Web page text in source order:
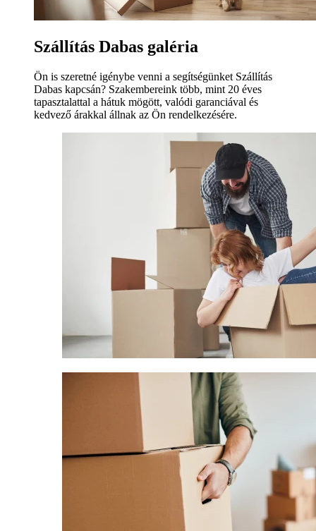
Szállítás Dabas galéria
Ön is szeretné igénybe venni a segítségünket Szállítás
Dabas kapcsán? Szakembereink több, mint 20 éves
tapasztalattal a hátuk mögött, valódi garanciával és
kedvező árakkal állnak az Ön rendelkezésére.